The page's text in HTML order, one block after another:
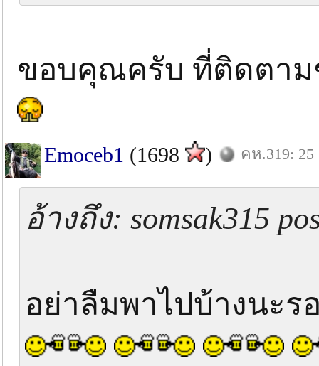
ขอบคุณครับ ที่ติดตาม
Emoceb1 (1698 ) คห.319: 25
อ้างถึง: somsak315
อย่าลืมพาไปบ้างนะร